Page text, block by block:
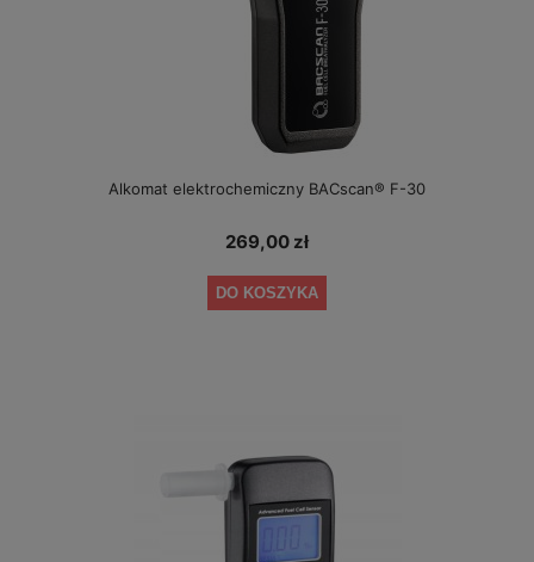
Alkomat elektrochemiczny BACscan® F-30
269,00 zł
DO KOSZYKA